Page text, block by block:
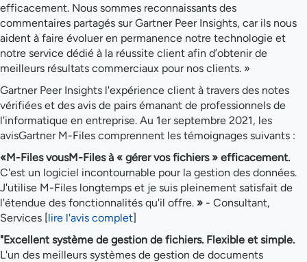
efficacement. Nous sommes reconnaissants des
commentaires partagés sur Gartner Peer Insights, car ils nous
aident à faire évoluer en permanence notre technologie et
notre service dédié à la réussite client afin d’obtenir de
meilleurs résultats commerciaux pour nos clients. »
Gartner Peer Insights l'expérience client à travers des notes
vérifiées et des avis de pairs émanant de professionnels de
l'informatique en entreprise. Au 1er septembre 2021, les
avisGartner M-Files comprennent les témoignages suivants :
«M-Files vousM-Files à « gérer vos fichiers » efficacement.
C'est un logiciel incontournable pour la gestion des données.
J'utilise M-Files longtemps et je suis pleinement satisfait de
l'étendue des fonctionnalités qu'il offre. » - Consultant,
Services [lire l'avis complet]
"Excellent système de gestion de fichiers. Flexible et simple.
L'un des meilleurs systèmes de gestion de documents